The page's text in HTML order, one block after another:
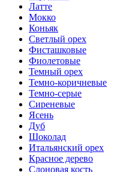
Латте
Мокко
Коньяк
Светлый орех
Фисташковые
Фиолетовые
Темный орех
Темно-коричневые
Темно-серые
Сиреневые
Ясень
Дуб
Шоколад
Итальянский орех
Красное дерево
Слоновая кость